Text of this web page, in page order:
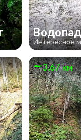
Интересное
3.67 км